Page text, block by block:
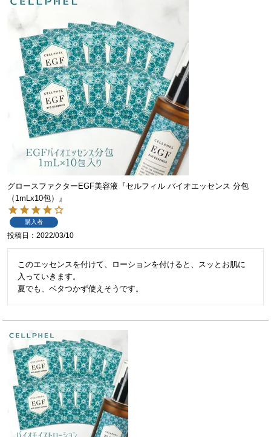
グロースファクターEGF美容液『セルフィル バイオエッセンス 分包
（1mLx10包）』
購入者
投稿日 2022/03/10
このエッセンスを付けて、ローションを付けると、スッとお肌に
入っていきます。
夏でも、ベタつかず使えそうです。